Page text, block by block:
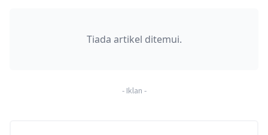
Tiada artikel ditemui.
- Iklan -